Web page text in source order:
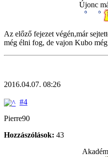
Újonc
Az előző fejezet végén,már
még élni fog, de vajon Kubo
2016.04.07. 08:26
#4
Pierre90
Hozzászólások: 43